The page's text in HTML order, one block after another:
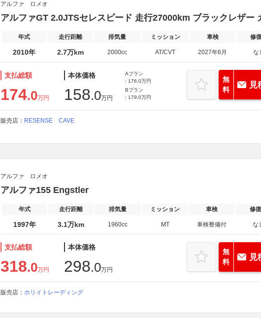
アルファ ロメオ
アルファGT 2.0JTSセレスピード 走行27000km ブラックレザー
年式 走行距離 排気量 ミッション 車検 修
2010年 2.7万km 2000cc AT/CVT 2027年6月 な
支払総額
174.0万円
本体価格
158.0万円
Aプラン
: 176.0万円
Bプラン
: 179.0万円
無
料
見
販売店： RESENSE CAVE
アルファ ロメオ
アルファ155 Engstler
年式 走行距離 排気量 ミッション 車検 修
1997年 3.1万km 1960cc MT 車検整備付 な
支払総額
318.0万円
本体価格
298.0万円
無
料
見
販売店： ホリイトレーディング